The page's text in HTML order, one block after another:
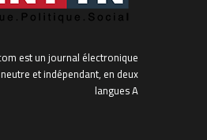
est un journal électronique
et indépendant, en deux
langues A